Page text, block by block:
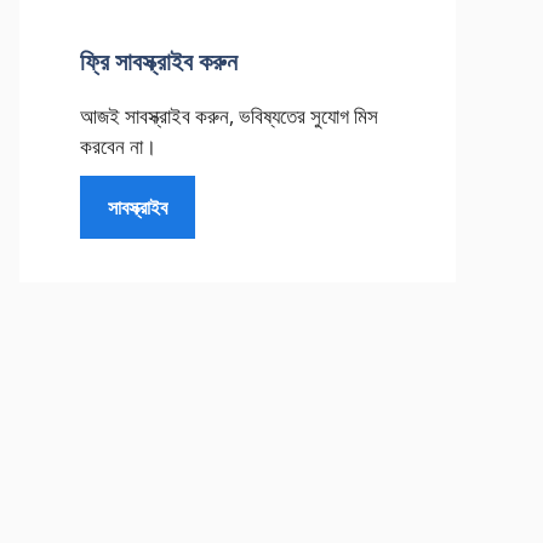
ফ্রি সাবস্ক্রাইব করুন
আজই সাবস্ক্রাইব করুন, ভবিষ্যতের সুযোগ মিস
করবেন না।
সাবস্ক্রাইব